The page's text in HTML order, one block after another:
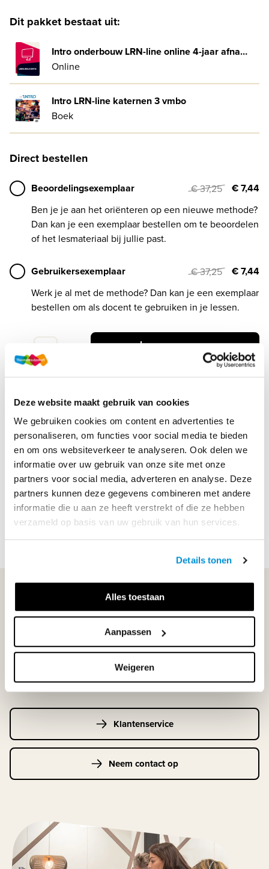
Deze website maakt gebruik van cookies
We gebruiken cookies om content en advertenties te
personaliseren, om functies voor social media te bieden
en om ons websiteverkeer te analyseren. Ook delen we
informatie over uw gebruik van onze site met onze
partners voor social media, adverteren en analyse. Deze
partners kunnen deze gegevens combineren met andere
informatie die u aan ze heeft verstrekt of die ze hebben
verzameld op basis van uw gebruik van hun services.
Details tonen
Alles toestaan
Aanpassen
Weigeren
Dit pakket bestaat uit:
Intro onderbouw LRN-line online 4-jaar afname
Online
Intro LRN-line katernen 3 vmbo
Boek
Direct bestellen
Beoordelingsexemplaar € 37,25 € 7,44
Ben je je aan het oriënteren op een nieuwe methode?
Dan kan je een exemplaar bestellen om te beoordelen
of het lesmateriaal bij jullie past.
Gebruikersexemplaar € 37,25 € 7,44
Werk je al met de methode? Dan kan je een exemplaar
bestellen om als docent te gebruiken in je lessen.
Druk 1
Methode Intro LRN-line
Soort uitgave Online + boek VO
ISBN 9789006261257
WIJ STAAN VOOR JE KLAAR!
033-4483000
Maandag t/m vrijdag | 08.00 - 17.00 uur
Klantenservice
Neem contact op